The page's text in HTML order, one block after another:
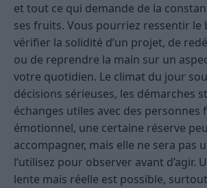
et tout ce qui demande de la
ses fruits. Vous pourriez ressentir le
vérifier la solidité d’un projet, de
ou de reprendre la main sur un
votre quotidien. Le climat du jour
décisions sérieuses, les démarches
échanges utiles avec des personnes
émotionnel, une certaine réserve
accompagner, mais elle ne sera pas
l’utilisez pour observer avant d’agir.
lente mais réelle est possible,